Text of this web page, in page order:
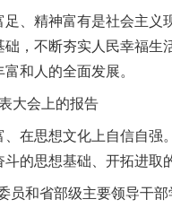
精神富有是社会主义
，不断夯实人民幸福生
和人的全面发展。
大会上的报告
思想文化上自信自强
的思想基础、开拓进取
省部级主要领导干部
了四季